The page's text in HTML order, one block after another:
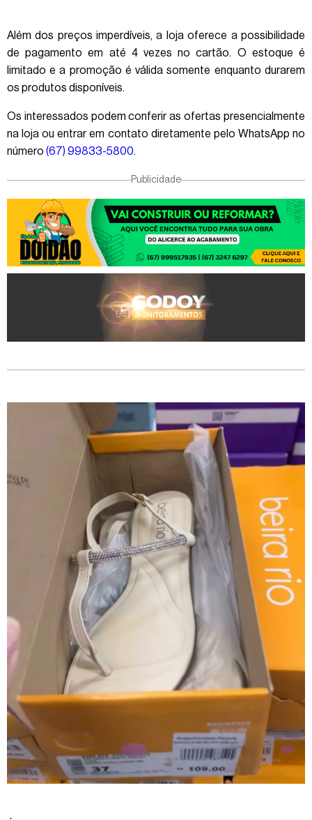
Além dos preços imperdíveis, a loja oferece a possibilidade
de pagamento em até 4 vezes no cartão. O estoque é
limitado e a promoção é válida somente enquanto durarem
os produtos disponíveis.
Os interessados podem conferir as ofertas presencialmente
na loja ou entrar em contato diretamente pelo WhatsApp no
número (67) 99833-5800.
Publicidade